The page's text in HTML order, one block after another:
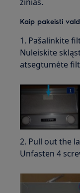
Kaip pakeisti
1. Pašalinkite
Nuleiskite
atsegtumėte
2. Pull out the
Unfasten 4